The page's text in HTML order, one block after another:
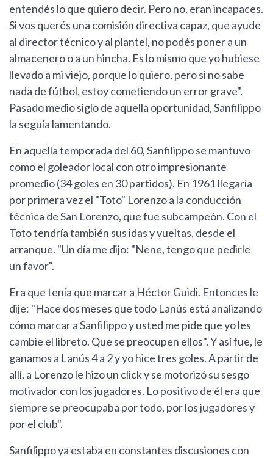
entendés lo que quiero decir. Pero no, eran incapaces.
Si vos querés una comisión directiva capaz, que ayude
al director técnico y al plantel, no podés poner a un
almacenero o a un hincha. Es lo mismo que yo hubiese
llevado a mi viejo, porque lo quiero, pero si no sabe
nada de fútbol, estoy cometiendo un error grave".
Pasado medio siglo de aquella oportunidad, Sanfilippo
la seguía lamentando.
En aquella temporada del 60, Sanfilippo se mantuvo
como el goleador local con otro impresionante
promedio (34 goles en 30 partidos). En 1961 llegaría
por primera vez el "Toto" Lorenzo a la conducción
técnica de San Lorenzo, que fue subcampeón. Con el
Toto tendría también sus idas y vueltas, desde el
arranque. "Un día me dijo: "Nene, tengo que pedirle
un favor".
Era que tenía que marcar a Héctor Guidi. Entonces le
dije: "Hace dos meses que todo Lanús está analizando
cómo marcar a Sanfilippo y usted me pide que yo les
cambie el libreto. Que se preocupen ellos". Y así fue, le
ganamos a Lanús 4 a 2 y yo hice tres goles. A partir de
allí, a Lorenzo le hizo un click y se motorizó su sesgo
motivador con los jugadores. Lo positivo de él era que
siempre se preocupaba por todo, por los jugadores y
por el club".
Sanfilippo ya estaba en constantes discusiones con